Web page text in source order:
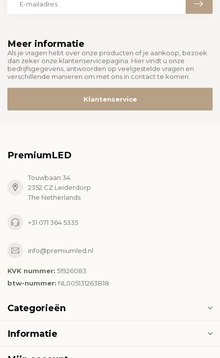
Meer informatie
Als je vragen hebt over onze producten of je aankoop, bezoek
dan zeker onze klantenservicepagina. Hier vindt u onze
bedrijfsgegevens, antwoorden op veelgestelde vragen en
verschillende manieren om met ons in contact te komen.
Klantenservice
PremiumLED
Touwbaan 34
2352 CZ Leiderdorp
The Netherlands
+31 071 364 5335
info@premiumled.nl
KVK nummer: 51926083
btw-nummer: NL005131263B18
Categorieën
Informatie